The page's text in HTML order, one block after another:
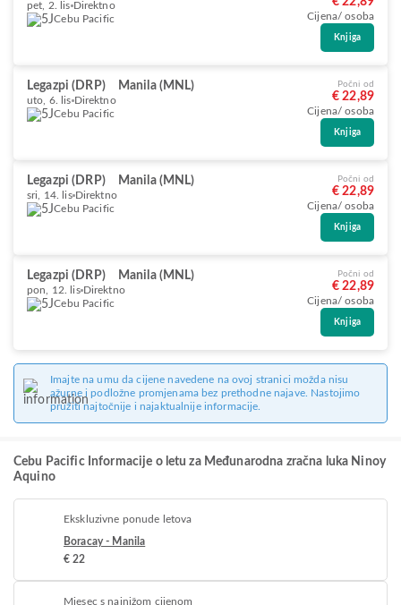
pet, 2. lis Direktno
Cebu Pacific
Cijena/ osoba
Knjiga
Legazpi (DRP) Manila (MNL)
uto, 6. lis Direktno
Cebu Pacific
Počni od
€ 22,89
Cijena/ osoba
Knjiga
Legazpi (DRP) Manila (MNL)
sri, 14. lis Direktno
Cebu Pacific
Počni od
€ 22,89
Cijena/ osoba
Knjiga
Legazpi (DRP) Manila (MNL)
pon, 12. lis Direktno
Cebu Pacific
Počni od
€ 22,89
Cijena/ osoba
Knjiga
Imajte na umu da cijene navedene na ovoj stranici možda nisu
ažurne i podložne promjenama bez prethodne najave. Nastojimo
pružiti najtočnije i najaktualnije informacije.
Cebu Pacific Informacije o letu za Međunarodna zračna luka Ninoy
Aquino
Ekskluzivne ponude letova
Boracay - Manila
€ 22
Mjesec s najnižom cijenom